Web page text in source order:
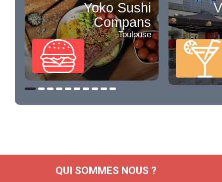
Yoko Sushi
Compans
Toulouse
QUI SOMMES NOUS ?